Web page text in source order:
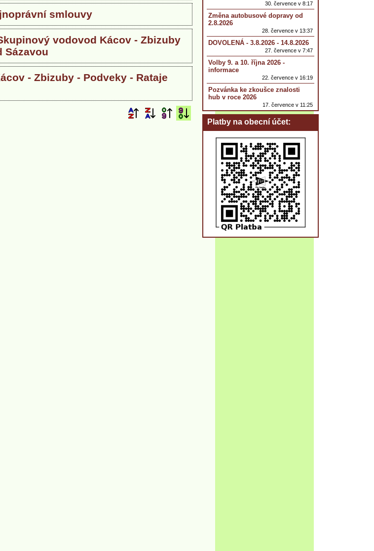
smlouvy
vodovod Kácov - Zbizuby
Sázavou
- Zbizuby - Podveky - Rataje
30. července v 8:17
Změna autobusové dopravy od
2.8.2026
28. července v 13:37
DOVOLENÁ - 3.8.2026 - 14.8.2026
27. července v 7:47
Volby 9. a 10. října 2026 -
informace
22. července v 16:19
Pozvánka ke zkoušce znalosti
hub v roce 2026
17. července v 11:25
Platby na obecní účet